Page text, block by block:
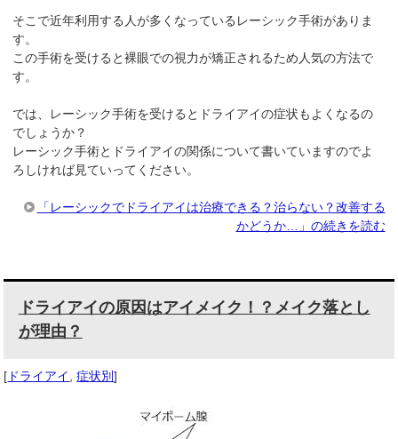
そこで近年利用する人が多くなっているレーシック手術がありま
す。
この手術を受けると裸眼での視力が矯正されるため人気の方法で
す。
では、レーシック手術を受けるとドライアイの症状もよくなるの
でしょうか？
レーシック手術とドライアイの関係について書いていますのでよ
ろしければ見ていってください。
「レーシックでドライアイは治療できる？治らない？改善する
かどうか…」の続きを読む
ドライアイの原因はアイメイク！？メイク落とし
が理由？
[ ドライアイ ,症状別]